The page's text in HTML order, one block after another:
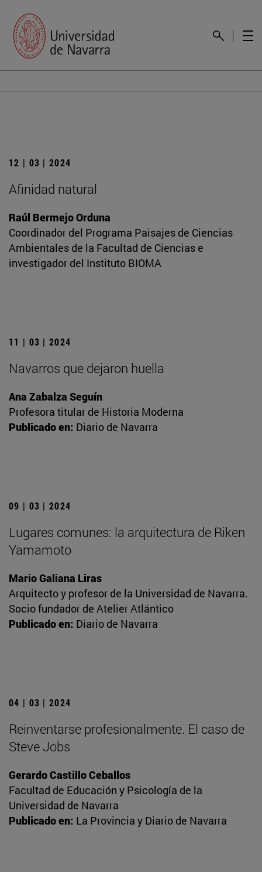
12 | 03 | 2024
Afinidad natural
Raúl Bermejo Orduna
Coordinador del Programa Paisajes de Ciencias
Ambientales de la Facultad de Ciencias e
investigador del Instituto BIOMA
11 | 03 | 2024
Navarros que dejaron huella
Ana Zabalza Seguín
Profesora titular de Historia Moderna
Publicado en: Diario de Navarra
09 | 03 | 2024
Lugares comunes: la arquitectura de Riken
Yamamoto
Mario Galiana Liras
Arquitecto y profesor de la Universidad de Navarra.
Socio fundador de Atelier Atlántico
Publicado en: Diario de Navarra
04 | 03 | 2024
Reinventarse profesionalmente. El caso de
Steve Jobs
Gerardo Castillo Ceballos
Facultad de Educación y Psicología de la
Universidad de Navarra
Publicado en: La Provincia y Diario de Navarra